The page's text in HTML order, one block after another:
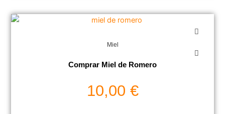
Miel
Comprar Miel de Romero
10,00 €